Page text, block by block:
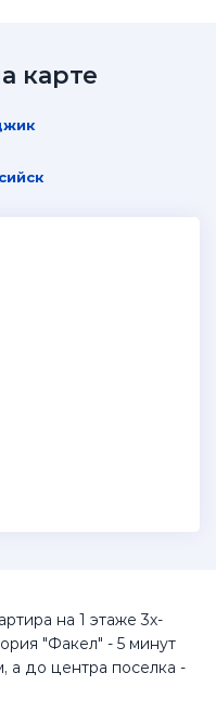
на 1 этаже 3х-
"Факел" - 5 минут
а до центра поселка -
карте